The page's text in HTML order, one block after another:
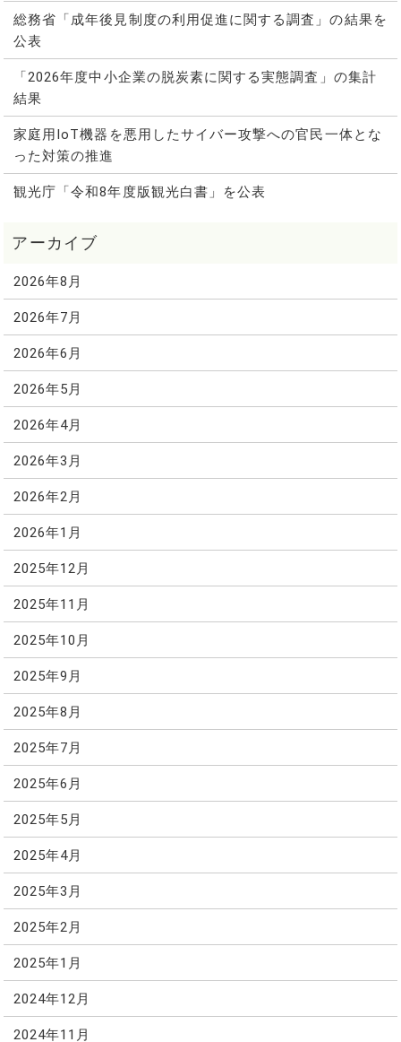
総務省「成年後見制度の利用促進に関する調査」の結果を
公表
「2026年度中小企業の脱炭素に関する実態調査」の集計
結果
家庭用IoT機器を悪用したサイバー攻撃への官民一体とな
った対策の推進
観光庁「令和8年度版観光白書」を公表
2026年8月
2026年7月
2026年6月
2026年5月
2026年4月
2026年3月
2026年2月
2026年1月
2025年12月
2025年11月
2025年10月
2025年9月
2025年8月
2025年7月
2025年6月
2025年5月
2025年4月
2025年3月
2025年2月
2025年1月
2024年12月
2024年11月